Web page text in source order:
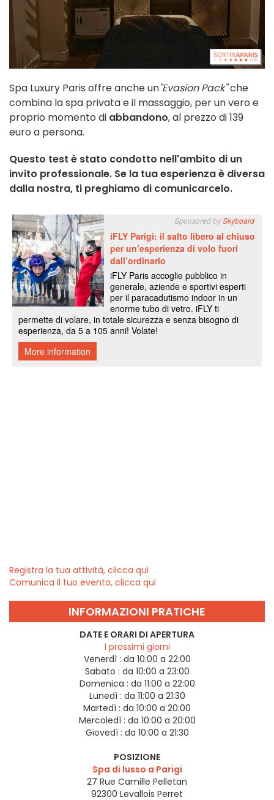
Spa Luxury Paris offre anche un"Evasion Pack"che
combina la spa privata e il massaggio, per un vero e
proprio momento di abbandono, al prezzo di 139
euro a persona.
Questo test è stato condotto nell'ambito di un
invito professionale. Se la tua esperienza è diversa
dalla nostra, ti preghiamo di comunicarcelo.
Registra la tua attività, clicca qui
Comunica il tuo evento, clicca qui
INFORMAZIONI PRATICHE
DATE E ORARI DI APERTURA
I prossimi giorni
Venerdì : da 10:00 a 22:00
Sabato : da 10:00 a 23:00
Domenica : da 11:00 a 22:00
Lunedì : da 11:00 a 21:30
Martedì : da 10:00 a 20:00
Mercoledì : da 10:00 a 20:00
Giovedì : da 10:00 a 21:30
POSIZIONE
Spa di lusso a Parigi
27 Rue Camille Pelletan
92300 Levallois Perret